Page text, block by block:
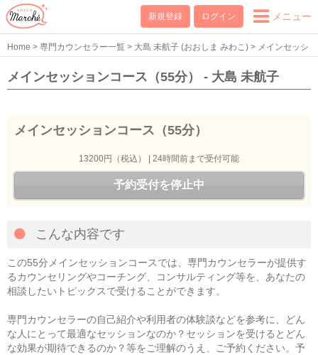
新規登録 ログイン メニュー
Home > 専門カウンセラー一覧 > 大島 未航子 (おおしま みわこ) > メインセッシ
ョンコース（55分）
メインセッションコース（55分） - 大島 未航子
メインセッションコース（55分）
13200円（税込） | 24時間前まで受付可能
予約受付を停止中
こんな内容です
この55分メインセッションコースでは、専門カウンセラーが提供す
るカウンセリングやコーチング、コンサルティング等を、あなたの
相談したいトピックスで受けることができます。
専門カウンセラーの自己紹介や利用者の体験談などを参考に、どん
な人にとって最適なセッションなのか？セッションを受けるとどん
な効果が期待できるのか？等をご理解のうえ、ご予約ください。予